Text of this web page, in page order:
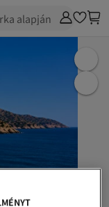
alapján